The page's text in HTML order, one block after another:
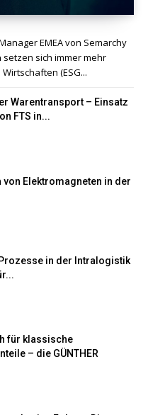
EMEA von Semarchy
setzen sich immer mehr
(ESG...
Warentransport – Einsatz
FTS in...
von Elektromagneten in der
in der Intralogistik
für klassische
– die GÜNTHER